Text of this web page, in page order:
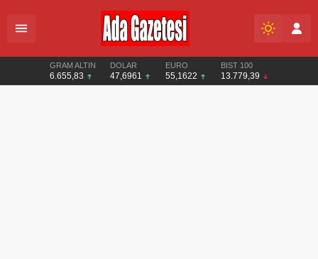
GRAM ALTIN
6.655,83
DOLAR
47,6961
EURO
55,1622
BIST 100
13.779,39